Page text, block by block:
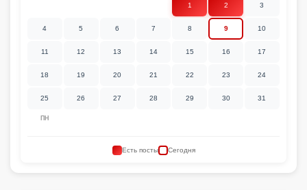
ПН
1 2 3
4 5 6 7 8 9 10
11 12 13 14 15 16 17
18 19 20 21 22 23 24
25 26 27 28 29 30 31
Есть посты Сегодня